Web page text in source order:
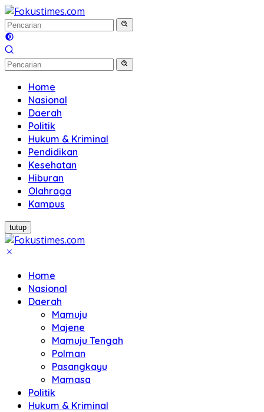
Langsung
ke
konten
Home
Nasional
Daerah
Politik
Hukum & Kriminal
Pendidikan
Kesehatan
Hiburan
Olahraga
Kampus
tutup
Home
Nasional
Daerah
Mamuju
Majene
Mamuju Tengah
Polman
Pasangkayu
Mamasa
Politik
Hukum & Kriminal